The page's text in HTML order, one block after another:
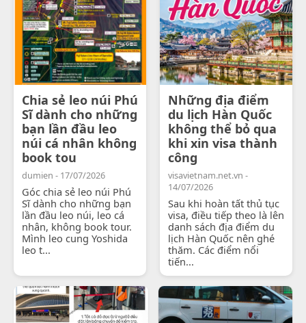
Chia sẻ leo núi Phú
Sĩ dành cho những
bạn lần đầu leo
núi cá nhân không
book tou
dumien - 17/07/2026
Góc chia sẻ leo núi Phú
Sĩ dành cho những bạn
lần đầu leo núi, leo cá
nhân, không book tour.
Mình leo cung Yoshida
leo t...
Những địa điểm
du lịch Hàn Quốc
không thể bỏ qua
khi xin visa thành
công
visavietnam.net.vn -
14/07/2026
Sau khi hoàn tất thủ tục
visa, điều tiếp theo là lên
danh sách địa điểm du
lịch Hàn Quốc nên ghé
thăm. Các điểm nổi
tiến...